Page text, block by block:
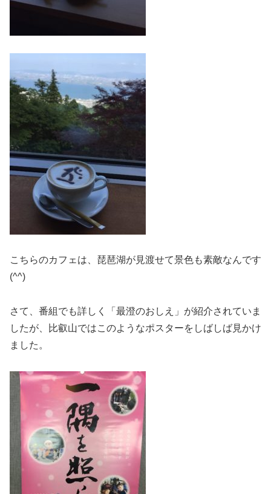
こちらのカフェは、琵琶湖が見渡せて景色も素敵なんです
(^^)
さて、番組でも詳しく「最澄のおしえ」が紹介されていま
したが、比叡山ではこのようなポスターをしばしば見かけ
ました。